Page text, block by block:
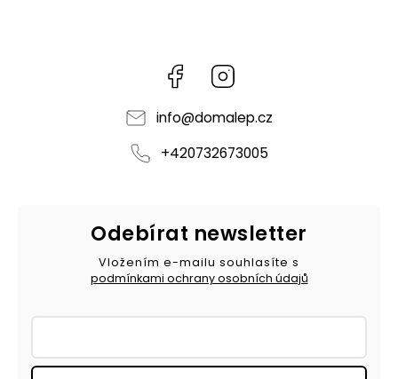
Facebook
info@domalep.cz
+420732673005
Odebírat newsletter
Vložením e-mailu souhlasíte s
podmínkami ochrany osobních údajů